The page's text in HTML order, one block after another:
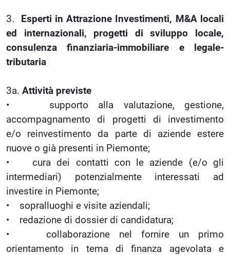
3. Esperti in Attrazione Investimenti, M&A locali
ed internazionali, progetti di sviluppo locale,
consulenza finanziaria-immobiliare e legale-
tributaria
3a. Attività previste
• supporto alla valutazione, gestione,
accompagnamento di progetti di investimento
e/o reinvestimento da parte di aziende estere
nuove o già presenti in Piemonte;
• cura dei contatti con le aziende (e/o gli
intermediari) potenzialmente interessati ad
investire in Piemonte;
• sopralluoghi e visite aziendali;
• redazione di dossier di candidatura;
• collaborazione nel fornire un primo
orientamento in tema di finanza agevolata e